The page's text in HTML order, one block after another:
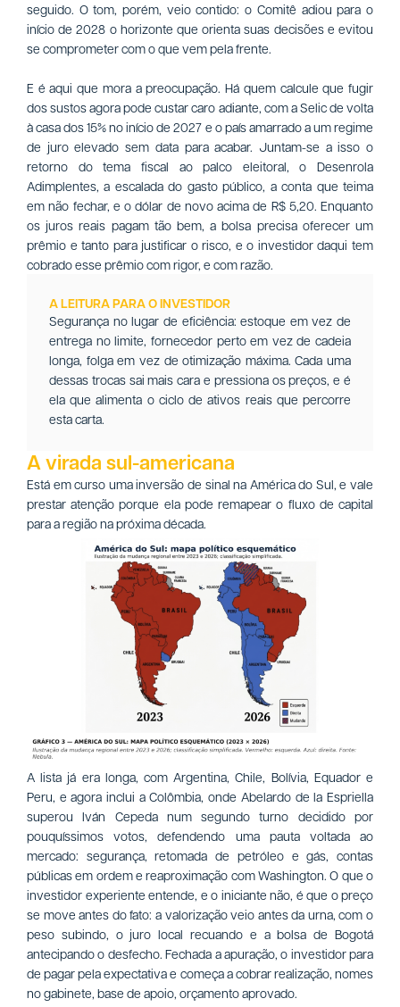
seguido. O tom, porém, veio contido: o Comitê adiou para o
início de 2028 o horizonte que orienta suas decisões e evitou
se comprometer com o que vem pela frente.
E é aqui que mora a preocupação. Há quem calcule que fugir
dos sustos agora pode custar caro adiante, com a Selic de volta
à casa dos 15% no início de 2027 e o país amarrado a um regime
de juro elevado sem data para acabar. Juntam-se a isso o
retorno do tema fiscal ao palco eleitoral, o Desenrola
Adimplentes, a escalada do gasto público, a conta que teima
em não fechar, e o dólar de novo acima de R$ 5,20. Enquanto
os juros reais pagam tão bem, a bolsa precisa oferecer um
prêmio e tanto para justificar o risco, e o investidor daqui tem
cobrado esse prêmio com rigor, e com razão.
A LEITURA PARA O INVESTIDOR
Segurança no lugar de eficiência: estoque em vez de
entrega no limite, fornecedor perto em vez de cadeia
longa, folga em vez de otimização máxima. Cada uma
dessas trocas sai mais cara e pressiona os preços, e é
ela que alimenta o ciclo de ativos reais que percorre
esta carta.
A virada sul-americana
Está em curso uma inversão de sinal na América do Sul, e vale
prestar atenção porque ela pode remapear o fluxo de capital
para a região na próxima década.
A lista já era longa, com Argentina, Chile, Bolívia, Equador e
Peru, e agora inclui a Colômbia, onde Abelardo de la Espriella
superou Iván Cepeda num segundo turno decidido por
pouquíssimos votos, defendendo uma pauta voltada ao
mercado: segurança, retomada de petróleo e gás, contas
públicas em ordem e reaproximação com Washington. O que o
investidor experiente entende, e o iniciante não, é que o preço
se move antes do fato: a valorização veio antes da urna, com o
peso subindo, o juro local recuando e a bolsa de Bogotá
antecipando o desfecho. Fechada a apuração, o investidor para
de pagar pela expectativa e começa a cobrar realização, nomes
no gabinete, base de apoio, orçamento aprovado.